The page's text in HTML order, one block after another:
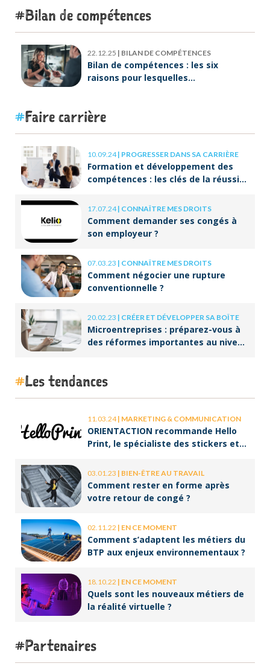
Bilan de compétences
22.12.25 | BILAN DE COMPÉTENCES
Bilan de compétences : les six
raisons pour lesquelles
Faire carrière
10.09.24| PROGRESSER DANS SA CARRIÈRE
Formation et développement des
compétences : les clés de la réussite
17.07.24| CONNAÎTRE MES DROITS
Comment demander ses congés à
son employeur ?
07.03.23 | CONNAÎTRE MES DROITS
Comment négocier une rupture
conventionnelle ?
20.02.23 | CRÉER ET DÉVELOPPER SA BOÎTE
Microentreprises : préparez-vous à
des réformes importantes au niveau
Les tendances
11.03.24| MARKETING & COMMUNICATION
ORIENTACTION recommande Hello
Print, le spécialiste des stickers et
03.01.23 | BIEN-ÊTRE AU TRAVAIL
Comment rester en forme après
votre retour de congé ?
02.11.22 | EN CE MOMENT
Comment s’adaptent les métiers du
BTP aux enjeux environnementaux ?
18.10.22 | EN CE MOMENT
Quels sont les nouveaux métiers de
la réalité virtuelle ?
Partenaires